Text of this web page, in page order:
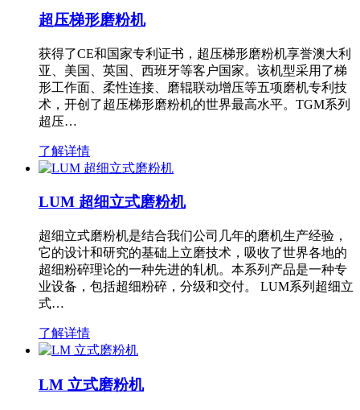
超压梯形磨粉机
获得了CE和国家专利证书，超压梯形磨粉机享誉澳大利
亚、美国、英国、西班牙等客户国家。该机型采用了梯
形工作面、柔性连接、磨辊联动增压等五项磨机专利技
术，开创了超压梯形磨粉机的世界最高水平。TGM系列
超压…
了解详情
LUM 超细立式磨粉机
超细立式磨粉机是结合我们公司几年的磨机生产经验，
它的设计和研究的基础上立磨技术，吸收了世界各地的
超细粉碎理论的一种先进的轧机。本系列产品是一种专
业设备，包括超细粉碎，分级和交付。 LUM系列超细立
式…
了解详情
LM 立式磨粉机